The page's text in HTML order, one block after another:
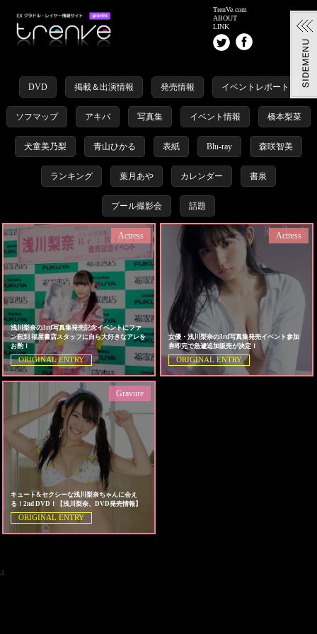
TrenVe.com
ABOUT
LINK
DVD 掲載＆出演情報 発売情報 イベントレポート
ソフマップ アキバ 写真集 イベント情報 橋本梨菜
犬童美乃梨 青山ひかる 表紙 Blu-ray 森咲智美
ランキング 葉月あや カレンダー 書泉
プール撮影会 話題
浅川梨奈の3rd写真集発売記念イベントにファ
ン殺到 福屋書店スタッフに自ら大好きなアレを
お酌！
ORIGINAL ENTRY
Actress
女優・浅川梨奈の3rd写真集発売イベント参加
券即完で急遽追加販売が決定！
ORIGINAL ENTRY
Actress
キュート&セクシーな浅川梨奈ちゃんに会え
る！2nd DVD！【浅川梨奈、DVD発売情報】
ORIGINAL ENTRY
Gravure
4